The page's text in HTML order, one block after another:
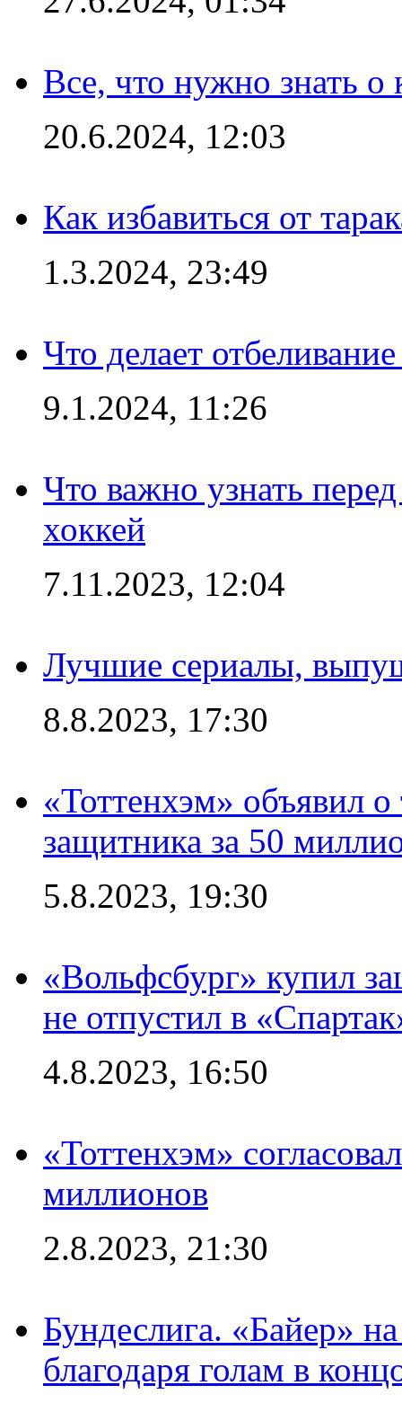
Все, что нужно знать о
20.6.2024, 12:03
Как избавиться от
1.3.2024, 23:49
Что делает
9.1.2024, 11:26
Что важно узнать
хоккей
7.11.2023, 12:04
Лучшие сериалы,
8.8.2023, 17:30
«Тоттенхэм» объявил о
защитника за 50
5.8.2023, 19:30
«Вольфсбург» купил
не отпустил в
4.8.2023, 16:50
«Тоттенхэм»
миллионов
2.8.2023, 21:30
Бундеслига. «Байер»
благодаря голам в